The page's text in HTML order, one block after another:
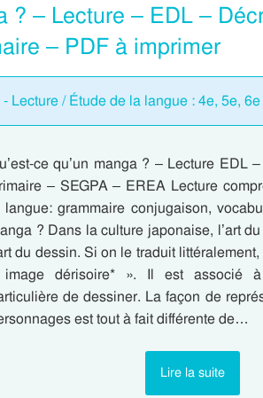
? – Lecture – EDL –
– PDF à imprimer
Lecture / Étude de la langue : 4e, 5e,
ce qu’un manga ? – Lecture EDL
– SEGPA – EREA Lecture
langue: grammaire conjugaison,
? Dans la culture japonaise, l’art du
du dessin. Si on le traduit
dérisoire* ». Il est associé
de dessiner. La façon de
est tout à fait différente de…
Lire la suite